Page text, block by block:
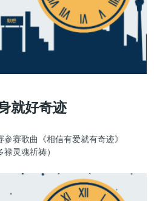
就好奇迹
赛歌曲《相信有爱就有奇迹》
灵魂祈祷）